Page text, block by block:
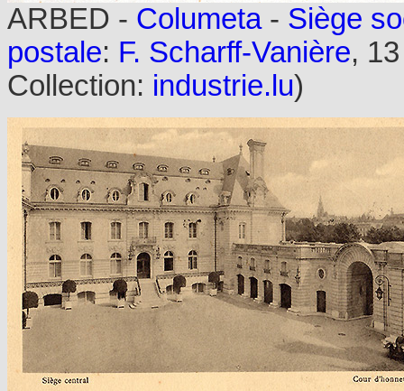
ARBED - Columeta- Siège
postale: F. Scharff-Vanière,
Collection: industrie.lu)